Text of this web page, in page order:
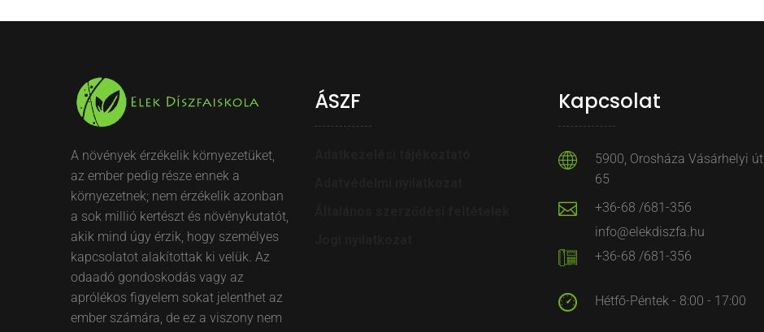
A növények érzékelik környezetüket,
az ember pedig része ennek a
környezetnek; nem érzékelik azonban
a sok millió kertészt és növénykutatót,
akik mind úgy érzik, hogy személyes
kapcsolatot alakítottak ki velük. Az
odaadó gondoskodás vagy az
aprólékos figyelem sokat jelenthet az
ember számára, de ez a viszony nem
ÁSZF Kapcsolat
5900, Orosháza Vásárhelyi út
65
+36-68 /681-356
info@elekdiszfa.hu
+36-68 /681-356
Hétfő-Péntek - 8:00 - 17:00